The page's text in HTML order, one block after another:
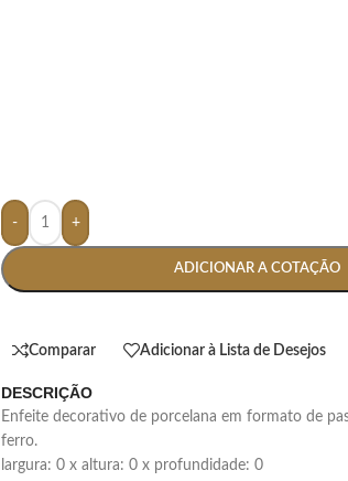
- +
ADICIONAR A COTAÇÃO
Comparar Adicionar à Lista de Desejos
DESCRIÇÃO
enfeite decorativo de porcelana em formato de passarinho com pés de
ferro.
largura: 0 x altura: 0 x profundidade: 0